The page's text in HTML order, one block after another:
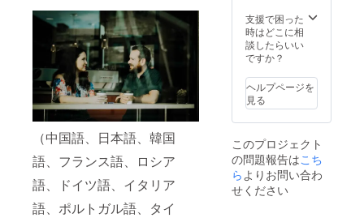
（中国語、日本語、韓国
語、フランス語、ロシア
語、ドイツ語、イタリア
語、ポルトガル語、タイ
があり
ます。
皆様の
ご支援
量産効
率が向
上した
場合、
売価格
が販売
予定価
格より
下がる
支援で困った
時はどこに相
談したらいい
ですか？
ヘルプページを
見る
このプロジェクト
の問題報告はこち
ら よりお問い合わ
せください